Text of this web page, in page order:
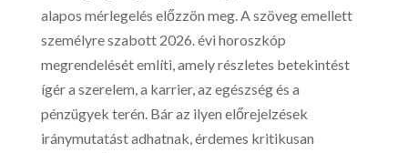
alapos mérlegelés előzzön meg. A szöveg emellett
személyre szabott 2026. évi horoszkóp
megrendelését említi, amely részletes betekintést
ígér a szerelem, a karrier, az egészség és a
pénzügyek terén. Bár az ilyen előrejelzések
iránymutatást adhatnak, érdemes kritikusan